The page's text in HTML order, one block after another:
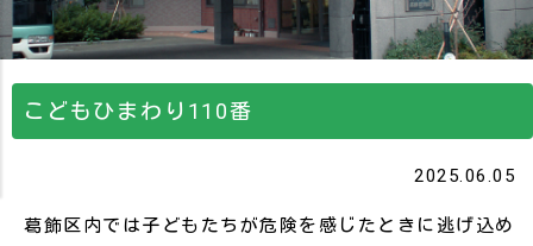
こどもひまわり110番
2025.06.05
葛飾区内では子どもたちが危険を感じたときに逃げ込め